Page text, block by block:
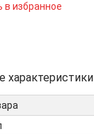
в избранное
характеристики